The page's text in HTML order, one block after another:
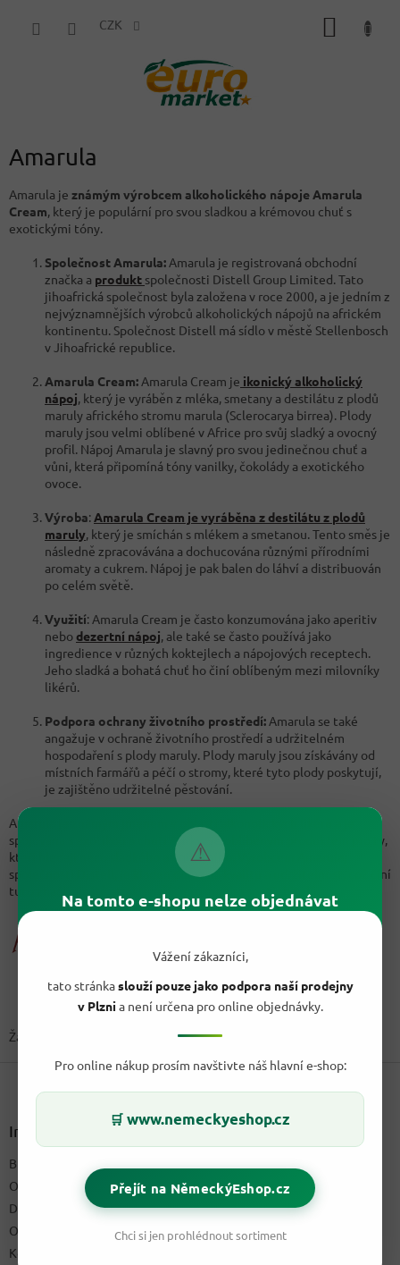
⚠
Na tomto e-shopu nelze objednávat
Vážení zákazníci,
tato stránkaslouží pouze jako podpora naší prodejny
v Plznia není určena pro online objednávky.
Pro online nákup prosím navštivte náš hlavní e-shop:
🛒 www.nemeckyeshop.cz
Přejít na NěmeckýEshop.cz
Chci si jen prohlédnout sortiment
CZK
Amarula
Amarula je známým výrobcem alkoholického nápoje Amarula
Cream, který je populární pro svou sladkou a krémovou chuť s
exotickými tóny.
Společnost Amarula: Amarula je registrovaná obchodní
značka a produkt společnosti Distell Group Limited. Tato
jihoafrická společnost byla založena v roce 2000, a je jedním z
nejvýznamnějších výrobců alkoholických nápojů na africkém
kontinentu. Společnost Distell má sídlo v městě Stellenbosch
v Jihoafrické republice.
Amarula Cream: Amarula Cream je ikonický alkoholický
nápoj, který je vyráběn z mléka, smetany a destilátu z plodů
maruly afrického stromu marula (Sclerocarya birrea). Plody
maruly jsou velmi oblíbené v Africe pro svůj sladký a ovocný
profil. Nápoj Amarula je slavný pro svou jedinečnou chuť a
vůni, která připomíná tóny vanilky, čokolády a exotického
ovoce.
Výroba:Amarula Cream je vyráběna z destilátu z plodů
maruly, který je smíchán s mlékem a smetanou. Tento směs je
následně zpracovávána a dochucována různými přírodními
aromaty a cukrem. Nápoj je pak balen do láhví a distribuován
po celém světě.
Využití: Amarula Cream je často konzumována jako aperitiv
nebodezertní nápoj, ale také se často používá jako
ingredience v různých koktejlech a nápojových receptech.
Jeho sladká a bohatá chuť ho činí oblíbeným mezi milovníky
likérů.
Podpora ochrany životního prostředí: Amarula se také
angažuje v ochraně životního prostředí a udržitelném
hospodaření s plody maruly. Plody maruly jsou získávány od
místních farmářů a péčí o stromy, které tyto plody poskytují,
je zajištěno udržitelné pěstování.
Amarula je známým jménem v oblasti alkoholických likérů a je
spojována s exotikou a chutí Afriky. Je oblíbeným produktem pro ty,
kteří hledají něco sladkého a unikátního. Výrobcem Amarula,
společností Distell, je kladen důraz na kvalitu a udržitelnost, což činí
tuto značku ještě atraktivnější pro mnoho spotřebitelů.
Žádné produkty značky Amarulanebyly nalezeny...
Informace pro vás
Blog a recepty
O nás
Doprava & platby
Obchodní podmínky
Kontakty